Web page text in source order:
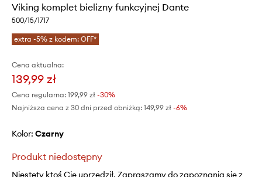
Viking komplet bielizny funkcyjnej Dante
500/15/1717
extra -5% z kodem: OFF*
Cena aktualna:
139,99 zł
Cena regularna: 199,99 zł -30%
Najniższa cena z 30 dni przed obniżką: 149,99 zł -6%
Kolor: czarny
Produkt niedostępny
Niestety ktoś Cię uprzedził. Zapraszamy do zapoznania się z